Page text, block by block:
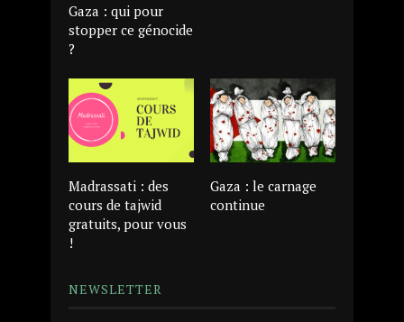
Gaza : qui pour
stopper ce génocide
?
Madrassati : des
cours de tajwid
gratuits, pour vous
!
Gaza : le carnage
continue
NEWSLETTER